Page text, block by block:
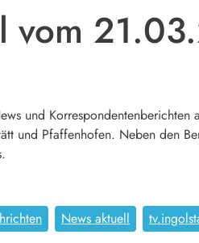
vom
und
und Pfaffenhofen. Neben den
News aktuell